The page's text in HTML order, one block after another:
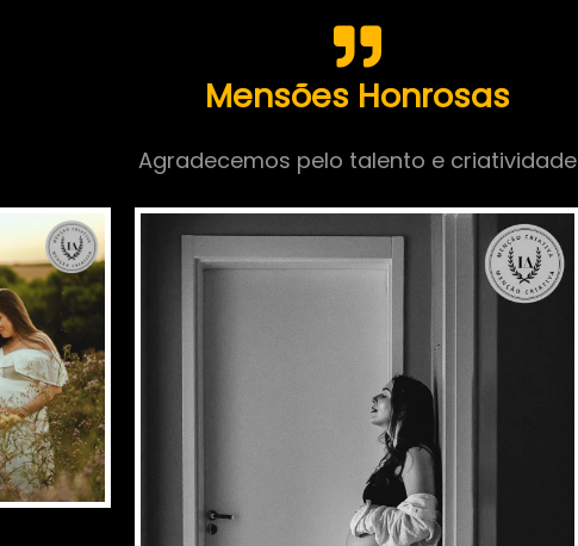
Mensões Honrosas
Agradecemos pelo talento e criatividade